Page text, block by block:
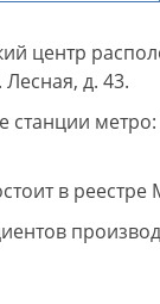
центр
д. 43.
метро:
в